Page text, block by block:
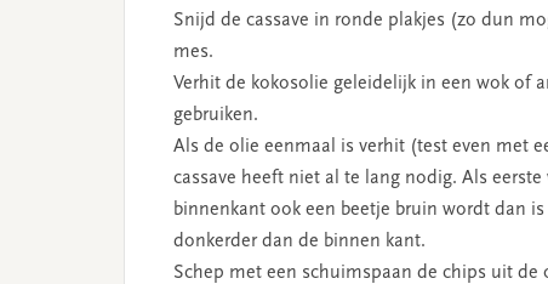
Snijd de cassave in ronde plakjes (zo dun
mes.
Verhit de kokosolie geleidelijk in een wok of
gebruiken.
Als de olie eenmaal is verhit (test even met
cassave heeft niet al te lang nodig. Als
binnenkant ook een beetje bruin wordt dan
donkerder dan de binnen kant.
Schep met een schuimspaan de chips uit